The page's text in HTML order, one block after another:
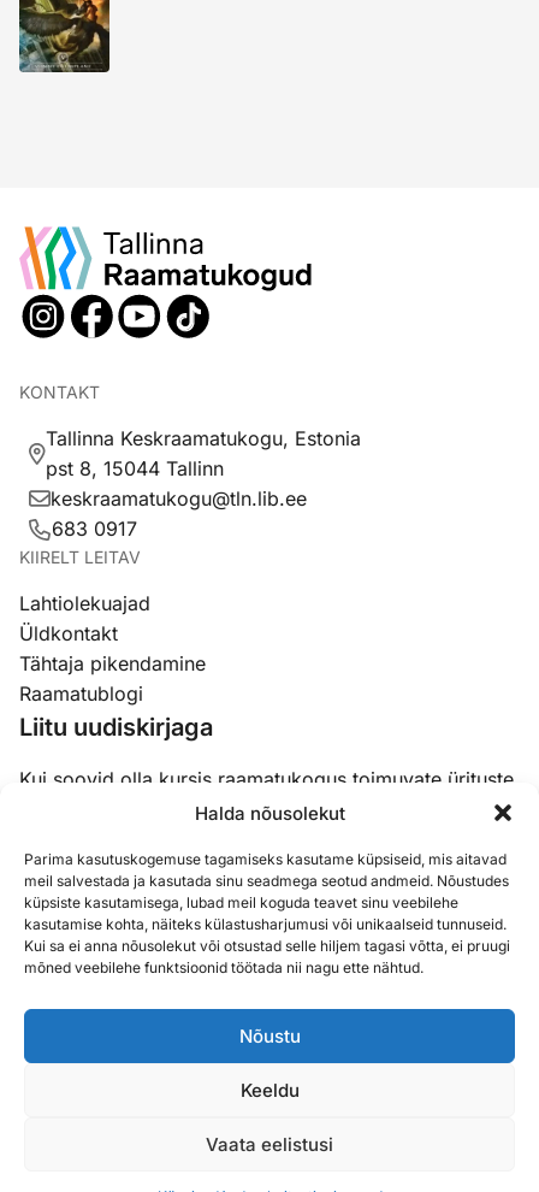
Halda nõusolekut
Parima kasutuskogemuse tagamiseks kasutame küpsiseid, mis aitavad
meil salvestada ja kasutada sinu seadmega seotud andmeid. Nõustudes
küpsiste kasutamisega, lubad meil koguda teavet sinu veebilehe
kasutamise kohta, näiteks külastusharjumusi või unikaalseid tunnuseid.
Kui sa ei anna nõusolekut või otsustad selle hiljem tagasi võtta, ei pruugi
mõned veebilehe funktsioonid töötada nii nagu ette nähtud.
Nõustu
Keeldu
Vaata eelistusi
KONTAKT
Tallinna Keskraamatukogu, Estonia
pst 8, 15044 Tallinn
keskraamatukogu@tln.lib.ee
683 0917
KIIRELT LEITAV
Lahtiolekuajad
Üldkontakt
Tähtaja pikendamine
Raamatublogi
Liitu uudiskirjaga
Kui soovid olla kursis raamatukogus toimuvate ürituste,
koolituste ja uudistega, siis liitu meie uudiskirjaga.
Email (Required)
Küpsised